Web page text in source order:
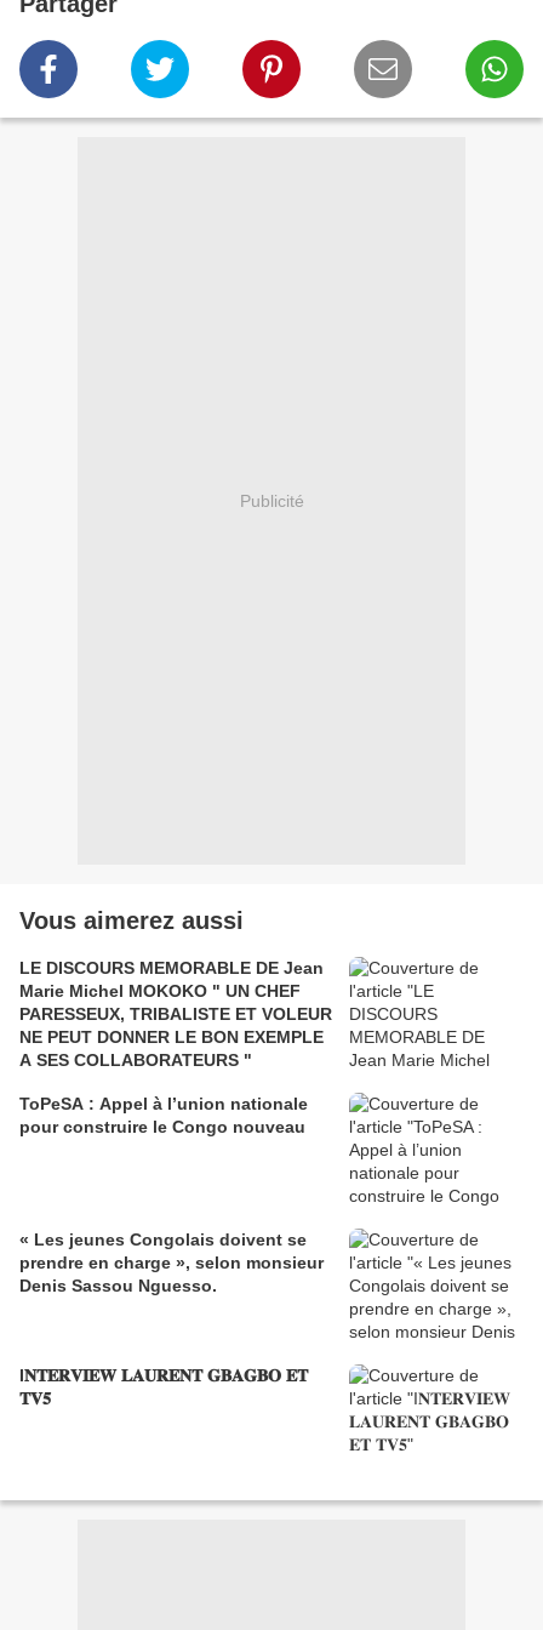
Publicité
Vous aimerez aussi
LE DISCOURS MEMORABLE DE Jean
Marie Michel MOKOKO " UN CHEF
PARESSEUX, TRIBALISTE ET VOLEUR
NE PEUT DONNER LE BON EXEMPLE
A SES COLLABORATEURS "
ToPeSA : Appel à l’union nationale
pour construire le Congo nouveau
« Les jeunes Congolais doivent se
prendre en charge », selon monsieur
Denis Sassou Nguesso.
I𝐍𝐓𝐄𝐑𝐕𝐈𝐄𝐖 𝐋𝐀𝐔𝐑𝐄𝐍𝐓 𝐆𝐁𝐀𝐆𝐁𝐎 𝐄𝐓
𝐓𝐕𝟓